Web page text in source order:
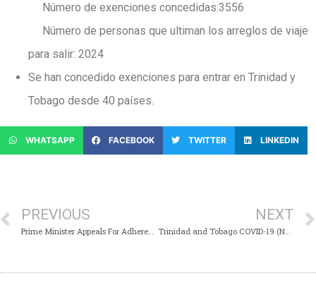
Número de exenciones concedidas:3556
Número de personas que ultiman los arreglos de viaje
para salir: 2024
Se han concedido exenciones para entrar en Trinidad y
Tobago desde 40 países.
WHATSAPP FACEBOOK TWITTER LINKEDIN
PREVIOUS
Prime Minister Appeals For Adherence to COVID-19 Regulations
NEXT
Trinidad and Tobago COVID-19 (Novel Coronavirus) Update # 371